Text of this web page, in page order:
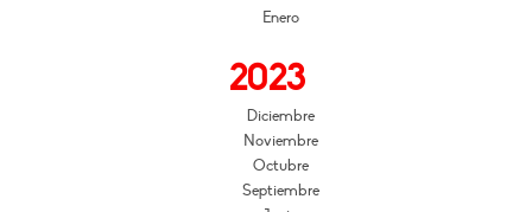
Enero
2023
Diciembre
Noviembre
Octubre
Septiembre